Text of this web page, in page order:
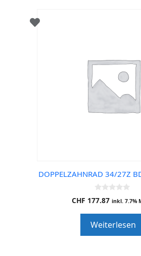
DOPPELZAHNRAD 34/27Z
0
o
o
f
5
CHF 177.87 inkl. 7.7%
Weiterlesen